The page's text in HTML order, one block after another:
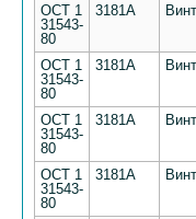
ОСТ 1
31543-
80
3181А Винт
ОСТ 1
31543-
80
3181А Винт
ОСТ 1
31543-
80
3181А Винт
ОСТ 1
31543-
80
3181А Винт